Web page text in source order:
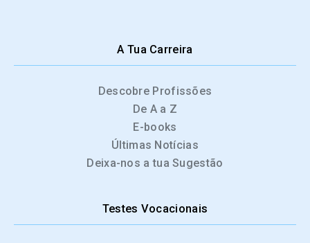
A Tua Carreira
Descobre Profissões
De A a Z
E-books
Últimas Notícias
Deixa-nos a tua Sugestão
Testes Vocacionais